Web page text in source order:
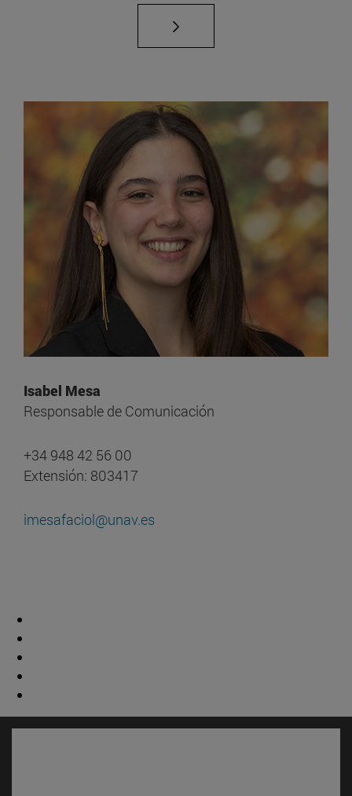
Isabel Mesa
Responsable de Comunicación
+34 948 42 56 00
Extensión: 803417
imesafaciol@unav.es